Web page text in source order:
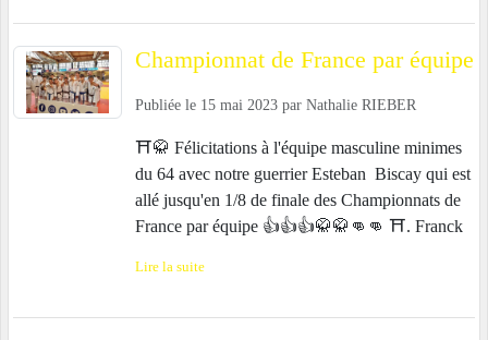
Championnat de France par équipe
Publiée le 15 mai 2023 par Nathalie RIEBER
⛩️🥋 Félicitations à l'équipe masculine minimes
du 64 avec notre guerrier Esteban Biscay qui est
allé jusqu'en 1/8 de finale des Championnats de
France par équipe 👍👍👍🥋🥋👊👊 ⛩️. Franck
Lire la suite